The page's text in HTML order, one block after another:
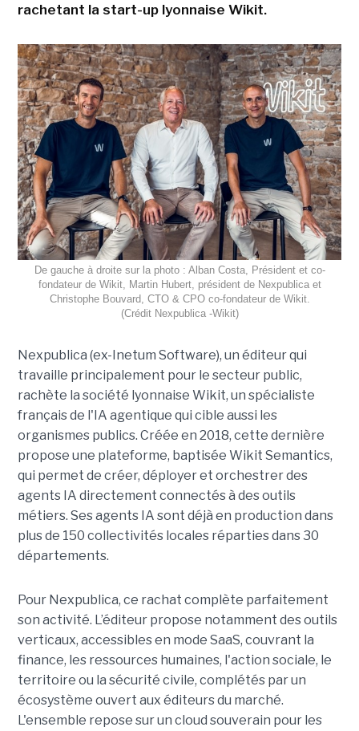
rachetant la start-up lyonnaise Wikit.
De gauche à droite sur la photo : Alban Costa, Président et co-
fondateur de Wikit, Martin Hubert, président de Nexpublica et
Christophe Bouvard, CTO & CPO co-fondateur de Wikit.
(Crédit Nexpublica -Wikit)
Nexpublica (ex-Inetum Software), un éditeur qui
travaille principalement pour le secteur public,
rachète la société lyonnaise Wikit, un spécialiste
français de l'IA agentique qui cible aussi les
organismes publics. Créée en 2018, cette dernière
propose une plateforme, baptisée Wikit Semantics,
qui permet de créer, déployer et orchestrer des
agents IA directement connectés à des outils
métiers. Ses agents IA sont déjà en production dans
plus de 150 collectivités locales réparties dans 30
départements.
Pour Nexpublica, ce rachat complète parfaitement
son activité. L’éditeur propose notamment des outils
verticaux, accessibles en mode SaaS, couvrant la
finance, les ressources humaines, l'action sociale, le
territoire ou la sécurité civile, complétés par un
écosystème ouvert aux éditeurs du marché.
L'ensemble repose sur un cloud souverain pour les